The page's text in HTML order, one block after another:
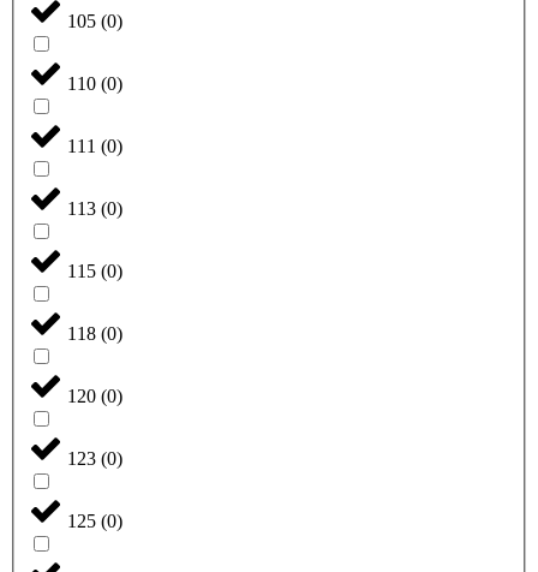
105 (0)
110 (0)
111 (0)
113 (0)
115 (0)
118 (0)
120 (0)
123 (0)
125 (0)